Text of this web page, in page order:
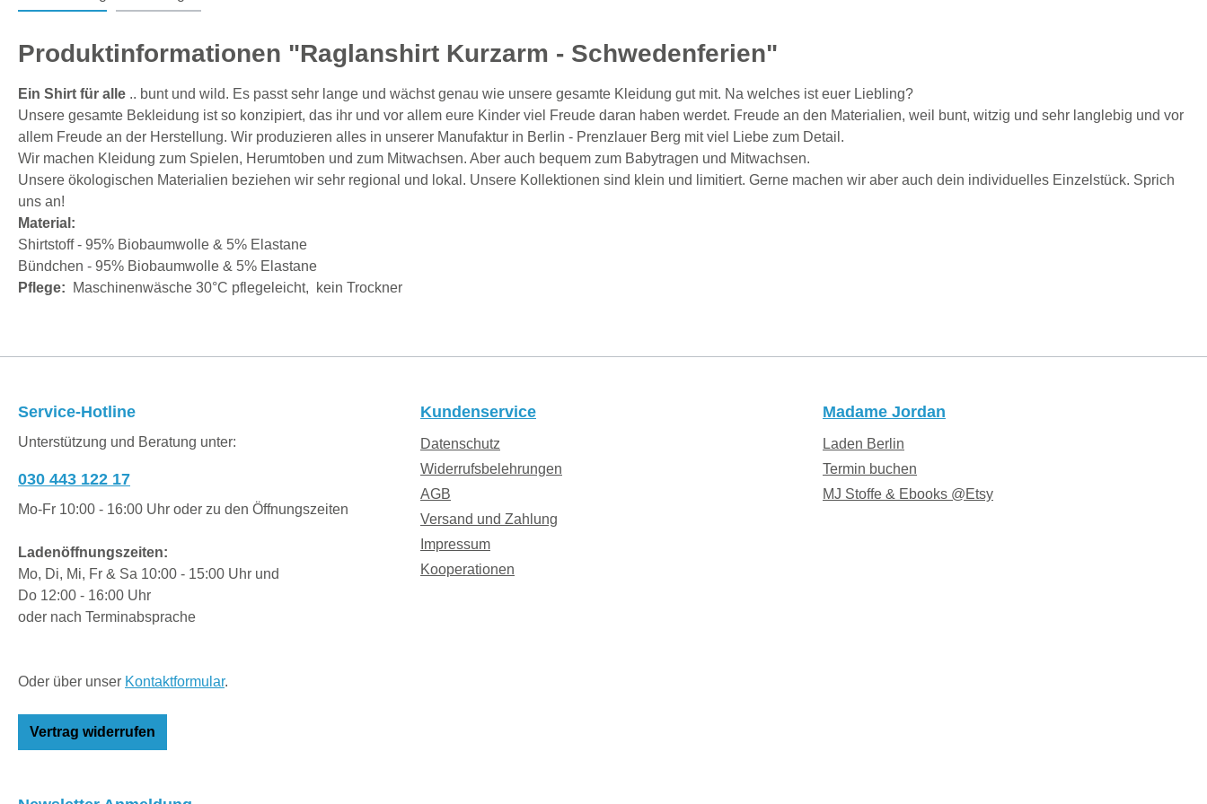
Produktinformationen "Raglanshirt Kurzarm - Schwedenferien"
Ein Shirt für alle .. bunt und wild. Es passt sehr lange und wächst genau wie unsere gesamte Kleidung gut mit. Na welches ist euer Liebling?
Unsere gesamte Bekleidung ist so konzipiert, das ihr und vor allem eure Kinder viel Freude daran haben werdet. Freude an den Materialien, weil bunt, witzig und sehr langlebig und vor
allem Freude an der Herstellung. Wir produzieren alles in unserer Manufaktur in Berlin - Prenzlauer Berg mit viel Liebe zum Detail.
Wir machen Kleidung zum Spielen, Herumtoben und zum Mitwachsen. Aber auch bequem zum Babytragen und Mitwachsen.
Unsere ökologischen Materialien beziehen wir sehr regional und lokal. Unsere Kollektionen sind klein und limitiert. Gerne machen wir aber auch dein individuelles Einzelstück. Sprich
uns an!
Material:
Shirtstoff - 95% Biobaumwolle & 5% Elastane
Bündchen - 95% Biobaumwolle & 5% Elastane
Pflege:
Maschinenwäsche 30°C pflegeleicht, kein Trockner
Service-Hotline
Unterstützung und Beratung unter:
030 443 122 17
Mo-Fr 10:00 - 16:00 Uhr oder zu den Öffnungszeiten
Ladenöffnungszeiten:
Mo, Di, Mi, Fr & Sa 10:00 - 15:00 Uhr und
Do 12:00 - 16:00 Uhr
oder nach Terminabsprache
Oder über unser Kontaktformular.
Vertrag widerrufen
Kundenservice
Datenschutz
Widerrufsbelehrungen
AGB
Versand und Zahlung
Impressum
Kooperationen
Madame Jordan
Laden Berlin
Termin buchen
MJ Stoffe & Ebooks @Etsy